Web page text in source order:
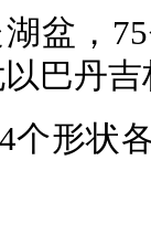
盆，
巴丹
个形状